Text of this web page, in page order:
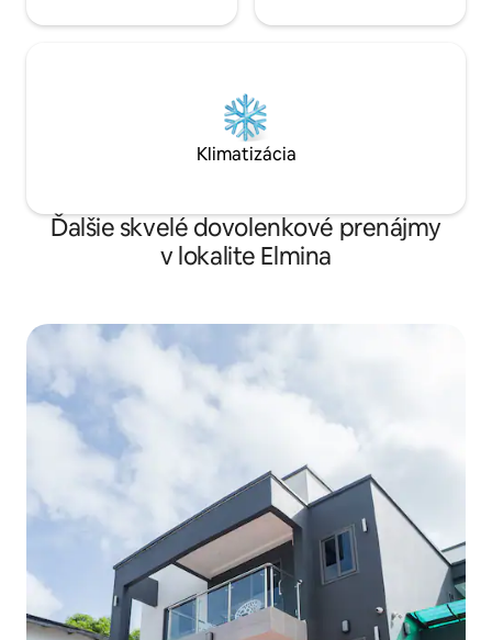
Klimatizácia
Ďalšie skvelé dovolenkové prenájmy
v lokalite Elmina